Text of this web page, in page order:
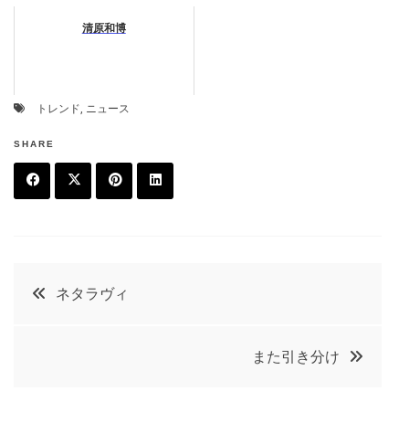
清原和博
トレンド, ニュース
SHARE
e
投
ネタラヴィ
また引き分け